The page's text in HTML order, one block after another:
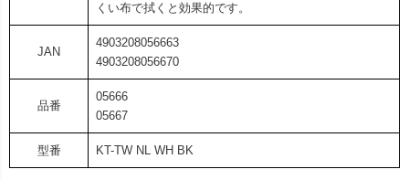
くい布で拭くと効果的です。
JAN
4903208056663
4903208056670
品番
05666
05667
型番 KT-TW NL WH BK